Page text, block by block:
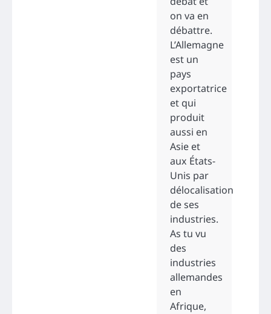
on va en
débattre.
L’Allemagne
est un
pays
exportatrice
et qui
produit
aussi en
Asie et
aux États-
Unis par
délocalisation
de ses
industries.
As tu vu
des
industries
allemandes
en
Afrique,